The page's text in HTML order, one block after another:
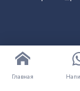
Главная
Все права